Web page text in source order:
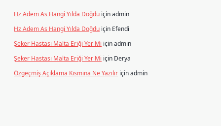
Hz Adem As Hangi Yılda Doğdu içinadmin
Hz Adem As Hangi Yılda Doğdu için Efendi
Şeker Hastası Malta Eriği Yer Mi içinadmin
Şeker Hastası Malta Eriği Yer Mi için Derya
Özgeçmiş Açıklama Kısmına Ne Yazılır içinadmin